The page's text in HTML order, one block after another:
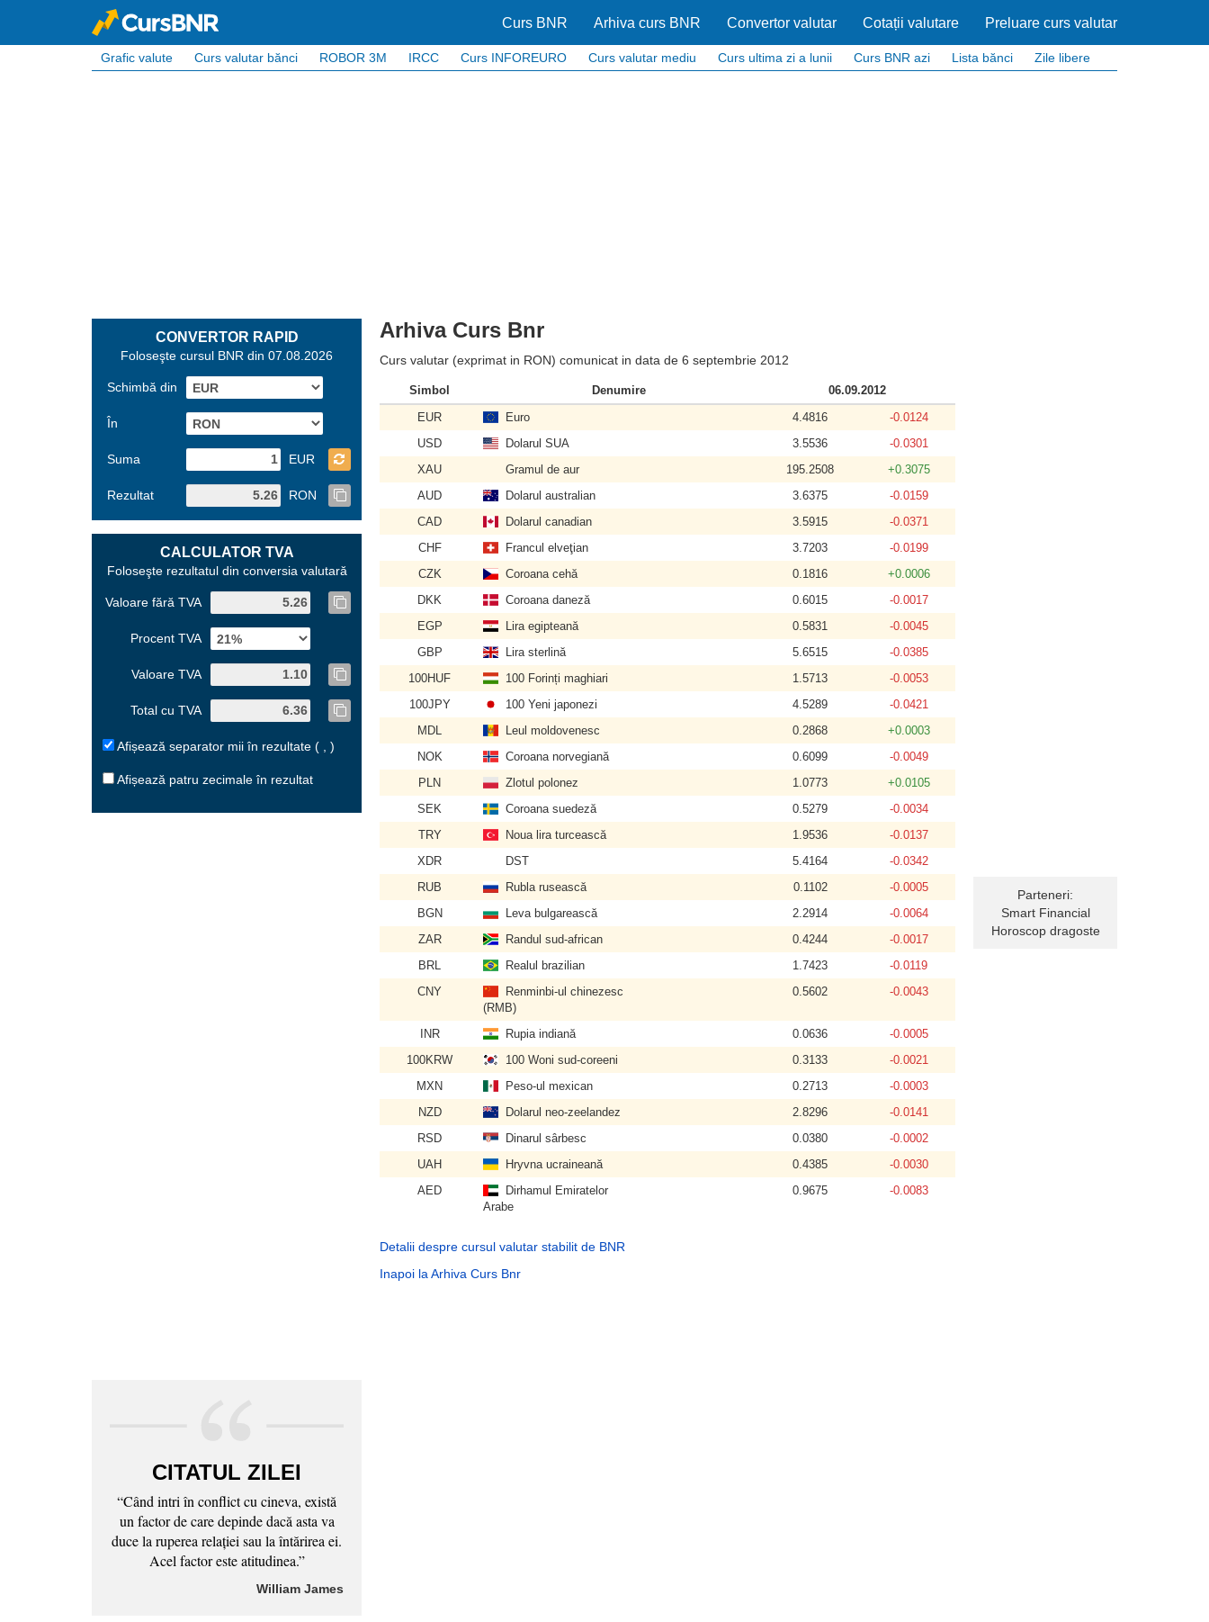
Curs BNR Arhiva curs BNR Convertor valutar Cotații valutare Preluare curs valutar
Grafic valute Curs valutar bănci ROBOR 3M IRCC Curs INFOREURO Curs valutar mediu Curs ultima zi a lunii Curs BNR azi Lista bănci Zile libere
CONVERTOR RAPID
Foloseşte cursul BNR din 07.08.2026
Schimbă din
În
Suma EUR
Rezultat RON
CALCULATOR TVA
Foloseşte rezultatul din conversia valutară
Valoare fără TVA
Procent TVA
Valoare TVA
Total cu TVA
Afișează separator mii în rezultate ( , )
Afișează patru zecimale în rezultat
CITATUL ZILEI
“Când intri în conflict cu cineva, există
un factor de care depinde dacă asta va
duce la ruperea relaţiei sau la întărirea ei.
Acel factor este atitudinea.”
William James
Arhiva Curs Bnr
Curs valutar (exprimat in RON) comunicat in data de 6 septembrie 2012
Simbol Denumire
06.09.2012
EUR
Euro 4.4816
-0.0124
USD
Dolarul SUA 3.5536
-0.0301
XAU
Gramul de aur 195.2508
+0.3075
AUD
Dolarul australian 3.6375
-0.0159
CAD
Dolarul canadian 3.5915
-0.0371
CHF
Francul elveţian 3.7203
-0.0199
CZK
Coroana cehă 0.1816
+0.0006
DKK
Coroana daneză 0.6015
-0.0017
EGP
Lira egipteană 0.5831
-0.0045
GBP
Lira sterlină 5.6515
-0.0385
100HUF
100 Forinți maghiari 1.5713
-0.0053
100JPY
100 Yeni japonezi 4.5289
-0.0421
MDL
Leul moldovenesc 0.2868
+0.0003
NOK
Coroana norvegiană 0.6099
-0.0049
PLN
Zlotul polonez 1.0773
+0.0105
SEK
Coroana suedeză 0.5279
-0.0034
TRY
Noua lira turcească 1.9536
-0.0137
XDR
DST 5.4164
-0.0342
RUB
Rubla rusească 0.1102
-0.0005
BGN
Leva bulgarească 2.2914
-0.0064
ZAR
Randul sud-african 0.4244
-0.0017
BRL
Realul brazilian 1.7423
-0.0119
CNY
Renminbi-ul chinezesc
(RMB)
0.5602 -0.0043
INR Rupia indiană 0.0636
-0.0005
100KRW
100 Woni sud-coreeni 0.3133
-0.0021
MXN
Peso-ul mexican 0.2713
-0.0003
NZD
Dolarul neo-zeelandez 2.8296
-0.0141
RSD
Dinarul sârbesc 0.0380
-0.0002
UAH
Hryvna ucraineană 0.4385
-0.0030
AED
Dirhamul Emiratelor
Arabe
0.9675 -0.0083
Detalii despre cursul valutar stabilit de BNR
Inapoi la Arhiva Curs Bnr
Parteneri:
Smart Financial
Horoscop dragoste